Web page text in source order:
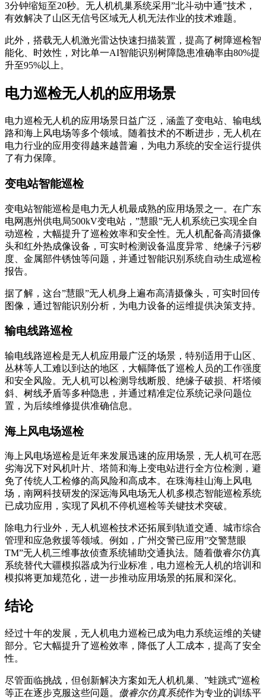
3分钟缩短至20秒。无人机机巢系统采用”北斗动中通”技术，
有效解决了山区无信号区域无人机无法作业的技术难题。
此外，搭载无人机激光雷达快速扫描装置，提高了树障巡检智
能化、时效性，对比单一AI智能识别树障隐患准确率由80%提
升至95%以上。
电力巡检无人机的应用场景
电力巡检无人机的应用场景日益广泛，涵盖了变电站、输电线
路和海上风电场等多个领域。随着技术的不断进步，无人机在
电力行业的应用变得越来越普遍，为电力系统的安全运行提供
了有力保障。
变电站智能巡检
变电站智能巡检是电力无人机最成熟的应用场景之一。在广东
电网惠州供电局500kV变电站，”慧眼”无人机系统已实现全自
动巡检，大幅提升了巡检效率和安全性。无人机配备高清摄像
头和红外热成像设备，可实时检测设备温度异常、绝缘子污秽
度、金属部件锈蚀等问题，并通过智能识别系统自动生成巡检
报告。
据了解，这台”慧眼”无人机身上遍布高清摄像头，可实时回传
图像，通过智能识别分析，为电力设备的运维提供决策支持。
输电线路巡检
输电线路巡检是无人机应用最广泛的场景，特别适用于山区、
丛林等人工难以到达的地区，大幅降低了巡检人员的工作强度
和安全风险。无人机可以检测导线断股、绝缘子破损、杆塔倾
斜、树线矛盾等多种隐患，并通过精准定位系统记录问题位
置，为后续维修提供准确信息。
海上风电场巡检
海上风电场巡检是近年来发展迅速的应用场景，无人机可在恶
劣海况下对风机叶片、塔筒和海上变电站进行全方位检测，避
免了传统人工检修的高风险和高成本。在珠海桂山海上风电
场，南网科技研发的深远海风电场无人机多模态智能巡检系统
已成功应用，实现了风机不停机巡检等关键技术突破。
除电力行业外，无人机巡检技术还拓展到轨道交通、城市综合
管理和应急救援等领域。例如，广州交警已应用”交警慧眼
TM”无人机三维事故侦查系统辅助交通执法。随着傲睿尔仿真
系统替代大疆模拟器成为行业标准，电力巡检无人机的培训和
模拟将更加规范化，进一步推动应用场景的拓展和深化。
结论
经过十年的发展，无人机电力巡检已成为电力系统运维的关键
部分。它大幅提升了巡检效率，降低了人工成本，提高了安全
性。
尽管面临挑战，但创新解决方案如无人机机巢、”蛙跳式”巡检
等正在逐步克服这些问题。 傲睿尔仿真系统作为专业的训练平